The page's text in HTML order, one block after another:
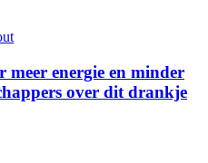
meer energie en minder
over dit drankje